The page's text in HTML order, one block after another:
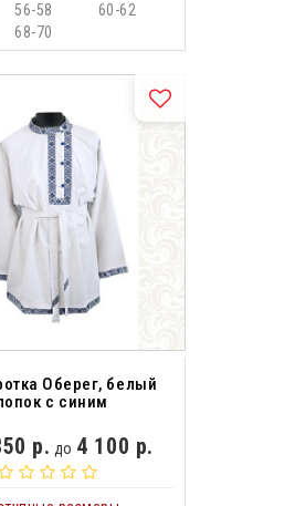
56-58
60-62
68-70
Оберег, белый
с синим
р. до 4 100 р.